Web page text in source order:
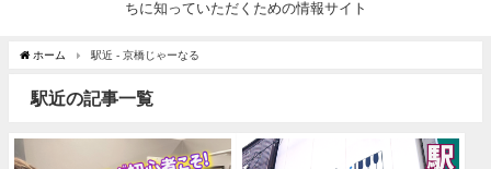
ちに知っていただくための情報サイト
ホーム 駅近 - 京橋じゃーなる
駅近の記事一覧